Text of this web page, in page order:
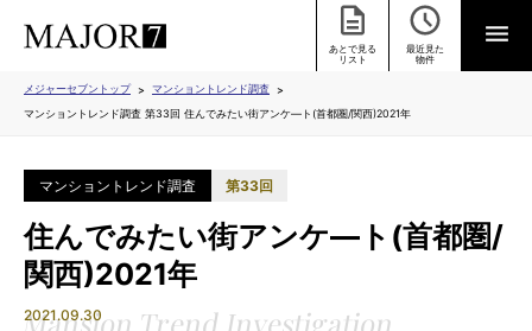
あとで見る
リスト
最近見た
物件
メジャーセブントップ
マンショントレンド調査
マンショントレンド調査 第33回 住んでみたい街アンケ―ト(首都圏/関西)2021年
マンショントレンド調査 第33回
住んでみたい街アンケ―ト(首都圏/
関西)2021年
2021.09.30